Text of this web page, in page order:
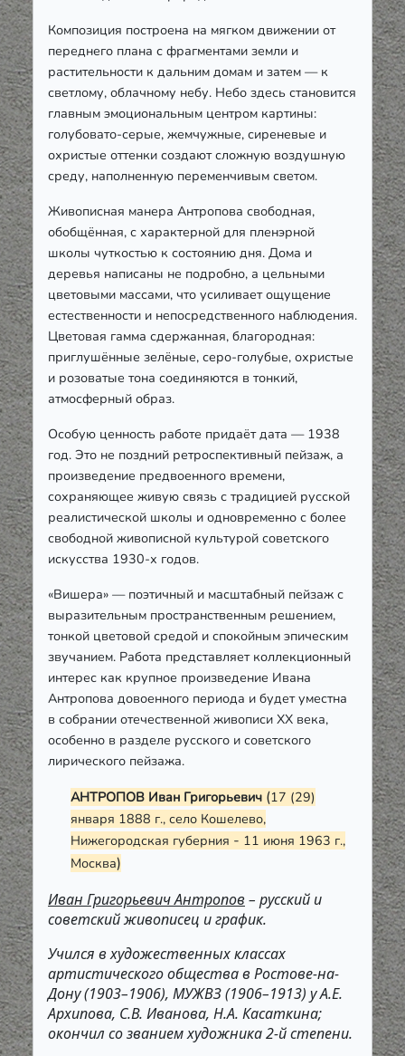
Композиция построена на мягком движении от
переднего плана с фрагментами земли и
растительности к дальним домам и затем — к
светлому, облачному небу. Небо здесь становится
главным эмоциональным центром картины:
голубовато-серые, жемчужные, сиреневые и
охристые оттенки создают сложную воздушную
среду, наполненную переменчивым светом.
Живописная манера Антропова свободная,
обобщённая, с характерной для пленэрной
школы чуткостью к состоянию дня. Дома и
деревья написаны не подробно, а цельными
цветовыми массами, что усиливает ощущение
естественности и непосредственного наблюдения.
Цветовая гамма сдержанная, благородная:
приглушённые зелёные, серо-голубые, охристые
и розоватые тона соединяются в тонкий,
атмосферный образ.
Особую ценность работе придаёт дата — 1938
год. Это не поздний ретроспективный пейзаж, а
произведение предвоенного времени,
сохраняющее живую связь с традицией русской
реалистической школы и одновременно с более
свободной живописной культурой советского
искусства 1930-х годов.
«Вишера» — поэтичный и масштабный пейзаж с
выразительным пространственным решением,
тонкой цветовой средой и спокойным эпическим
звучанием. Работа представляет коллекционный
интерес как крупное произведение Ивана
Антропова довоенного периода и будет уместна
в собрании отечественной живописи XX века,
особенно в разделе русского и советского
лирического пейзажа.
АНТРОПОВ Иван Григорьевич (17 (29)
января 1888 г., село Кошелево,
Нижегородская губерния - 11 июня 1963 г.,
Москва)
Иван Григорьевич Антропов– русский и
советский живописец и график.
Учился в художественных классах
артистического общества в Ростове-на-
Дону (1903–1906), МУЖВЗ (1906–1913) у А.Е.
Архипова, С.В. Иванова, Н.А. Касаткина;
окончил со званием художника 2-й степени.